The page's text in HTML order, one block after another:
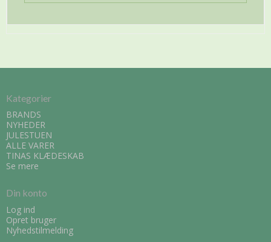
Kategorier
BRANDS
NYHEDER
JULESTUEN
ALLE VARER
TINAS KLÆDESKAB
Se mere
Din konto
Log ind
Opret bruger
Nyhedstilmelding